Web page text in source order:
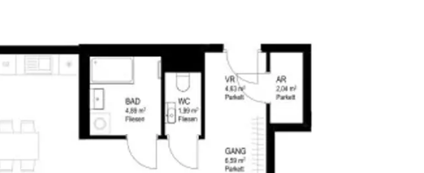
14A wird dadurch zu einem Vorzeigeprojekt
(Grundkühlung) im Sommer.